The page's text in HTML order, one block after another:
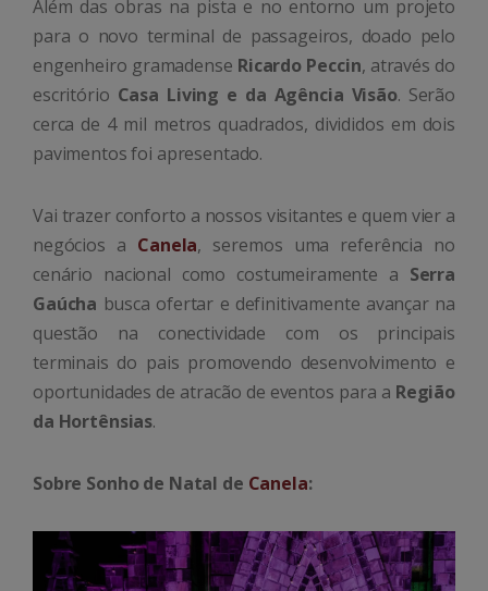
Além das obras na pista e no entorno um projeto
para o novo terminal de passageiros, doado pelo
engenheiro gramadense Ricardo Peccin, através do
escritório Casa Living e da Agência Visão. Serão
cerca de 4 mil metros quadrados, divididos em dois
pavimentos foi apresentado.
Vai trazer conforto a nossos visitantes e quem vier a
negócios a Canela, seremos uma referência no
cenário nacional como costumeiramente a Serra
Gaúcha busca ofertar e definitivamente avançar na
questão na conectividade com os principais
terminais do pais promovendo desenvolvimento e
oportunidades de atracão de eventos para a Região
da Hortênsias.
Sobre Sonho de Natal de Canela: